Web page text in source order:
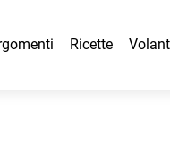
Ricette